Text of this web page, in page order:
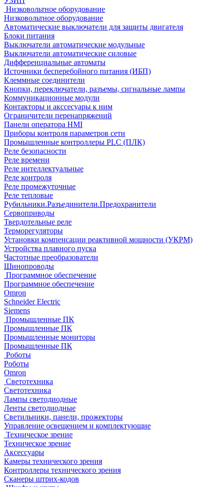
Низковольтное оборудование
Низковольтное оборудование
Автоматические выключатели для защиты двигателя
Блоки питания
Выключатели автоматические модульные
Выключатели автоматические силовые
Дифференциальные автоматы
Источники бесперебойного питания (ИБП)
Клеммные соединители
Кнопки, переключатели, разъемы, сигнальные лампы
Коммуникационные модули
Контакторы и акссесуары к ним
Ограничители перенапряжений
Панели оператора HMI
Приборы контроля параметров сети
Промышленные контроллеры PLC (ПЛК)
Реле безопасности
Реле времени
Реле интеллектуальные
Реле контроля
Реле промежуточные
Реле тепловые
Рубильники.Разъединители.Предохранители
Сервоприводы
Твердотельные реле
Терморегуляторы
Установки компенсации реактивной мощности (УКРМ)
Устройства плавного пуска
Частотные преобразователи
Шинопроводы
Программное обеспечение
Программное обеспечение
Omron
Schneider Electric
Siemens
Промышленные ПК
Промышленные ПК
Промышленные мониторы
Промышленные ПК
Роботы
Роботы
Omron
Светотехника
Светотехника
Лампы светодиодные
Ленты светодиодные
Светильники, панели, прожекторы
Управление освещением и комплектующие
Техническое зрение
Техническое зрение
Аксессуары
Камеры технического зрения
Контроллеры технического зрения
Сканеры штрих-кодов